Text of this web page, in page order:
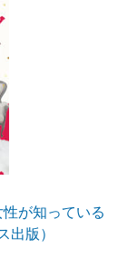
が知っている
出版）